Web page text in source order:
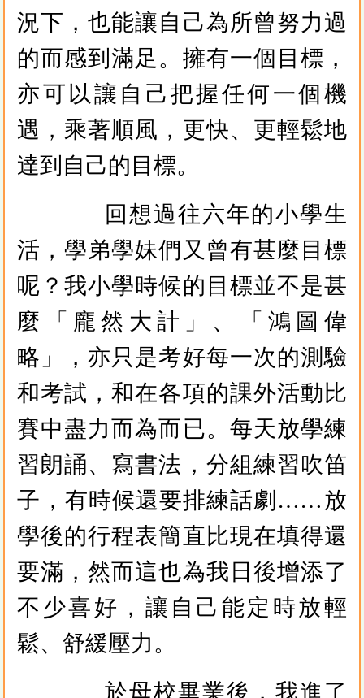
況下，也能讓自己為所曾努力過
的而感到滿足。擁有一個目標，
亦可以讓自己把握任何一個機
遇，乘著順風，更快、更輕鬆地
達到自己的目標。
回想過往六年的小學生
活，學弟學妹們又曾有甚麼目標
呢？我小學時候的目標並不是甚
麼「龐然大計」、「鴻圖偉
略」，亦只是考好每一次的測驗
和考試，和在各項的課外活動比
賽中盡力而為而已。每天放學練
習朗誦、寫書法，分組練習吹笛
子，有時候還要排練話劇……放
學後的行程表簡直比現在填得還
要滿，然而這也為我日後增添了
不少喜好，讓自己能定時放輕
鬆、舒緩壓力。
於母校畢業後，我進了